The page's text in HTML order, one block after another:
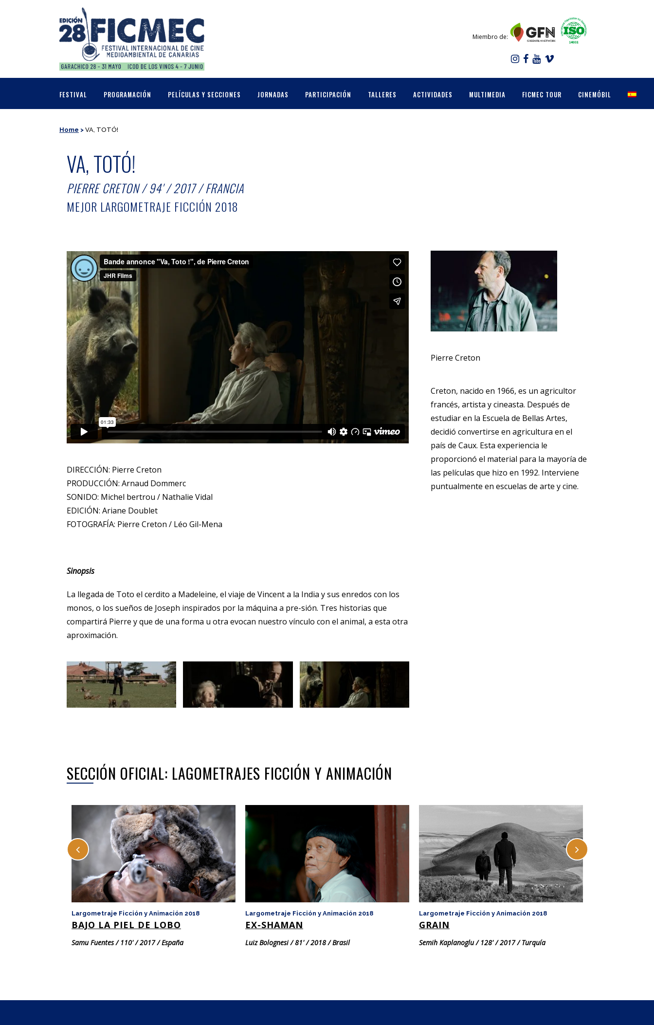
Miembro de:
FESTIVAL PROGRAMACIÓN PELÍCULAS Y SECCIONES JORNADAS PARTICIPACIÓN TALLERES ACTIVIDADES MULTIMEDIA FICMEC TOUR CINEMÓBIL
Home > VA, TOTÓ!
VA, TOTÓ!
PIERRE CRETON / 94' / 2017 / FRANCIA
MEJOR LARGOMETRAJE FICCIÓN 2018
DIRECCIÓN: Pierre Creton
PRODUCCIÓN: Arnaud Dommerc
SONIDO: Michel bertrou / Nathalie Vidal
EDICIÓN: Ariane Doublet
FOTOGRAFÍA: Pierre Creton / Léo Gil-Mena
Sinopsis
La llegada de Toto el cerdito a Madeleine, el viaje de Vincent a la India y sus enredos con los
monos, o los sueños de Joseph inspirados por la máquina a pre-sión. Tres historias que
compartirá Pierre y que de una forma u otra evocan nuestro vínculo con el animal, a esta otra
aproximación.
Pierre Creton
Creton, nacido en 1966, es un agricultor
francés, artista y cineasta. Después de
estudiar en la Escuela de Bellas Artes,
decidió convertirse en agricultura en el
país de Caux. Esta experiencia le
proporcionó el material para la mayoría de
las películas que hizo en 1992. Interviene
puntualmente en escuelas de arte y cine.
SECCIÓN OFICIAL: LAGOMETRAJES FICCIÓN Y ANIMACIÓN
Largometraje Ficción y Animación 2018
BAJO LA PIEL DE LOBO
Samu Fuentes / 110' / 2017 / España
Largometraje Ficción y Animación 2018
EX-SHAMAN
Luiz Bolognesi / 81' / 2018 / Brasil
Largometraje Ficción y Animación 2018
GRAIN
Semih Kaplanoglu / 128' / 2017 / Turquía